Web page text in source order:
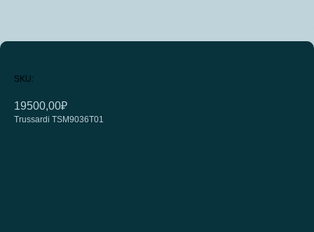
SKU:
19500,00₽
Trussardi TSM9036T01